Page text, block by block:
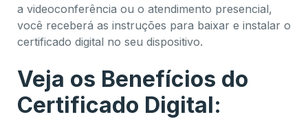
a videoconferência ou o atendimento presencial,
você receberá as instruções para baixar e instalar o
certificado digital no seu dispositivo.
Veja os Benefícios do
Certificado Digital: